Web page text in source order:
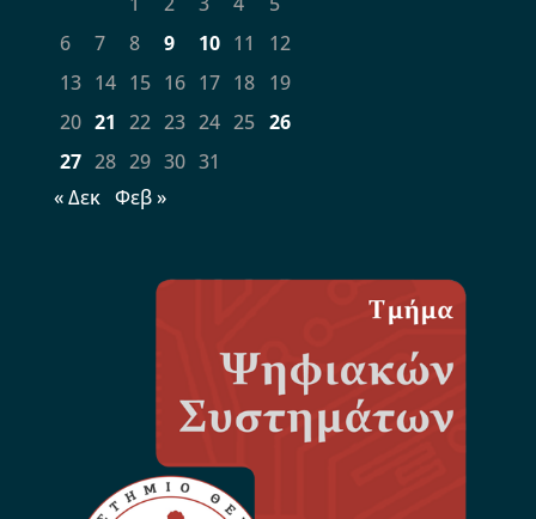
6
7 8 9 10 11
12
13 14 15 16 17 18
19
20 21 22 23 24 25 26
27 28 29 30 31
« Δεκ Φεβ »